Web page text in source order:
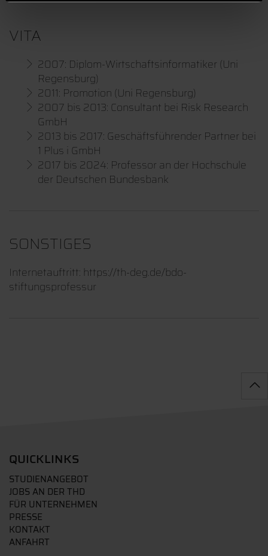
VITA
2007: Diplom-Wirtschaftsinformatiker (Uni
Regensburg)
2011: Promotion (Uni Regensburg)
2007 bis 2013: Consultant bei Risk Research
GmbH
2013 bis 2017: Geschäftsführender Partner bei
1 Plus i GmbH
2017 bis 2024: Professor an der Hochschule
der Deutschen Bundesbank
SONSTIGES
Internetauftritt: https://th-deg.de/bdo-
stiftungsprofessur
QUICKLINKS
STUDIENANGEBOT
JOBS AN DER THD
FÜR UNTERNEHMEN
PRESSE
KONTAKT
ANFAHRT